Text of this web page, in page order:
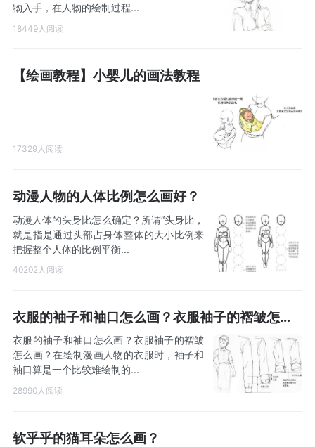
物入手，在人物的绘制过程...
18449人阅读
【绘画教程】小婴儿的画法教程
17329人阅读
动漫人物的人体比例怎么画好？
动漫人体的头身比怎么确定？所谓“头身比，
就是指是通过头部占身体整体的大小比例来
把握整个人体的比例平衡...
40202人阅读
衣服的袖子和袖口怎么画？衣服袖子的褶皱怎么画？
衣服的袖子和袖口怎么画？衣服袖子的褶皱
怎么画？在绘制漫画人物的衣服时，袖子和
袖口算是一个比较难绘制的...
28990人阅读
软乎乎的猫耳朵怎么画？